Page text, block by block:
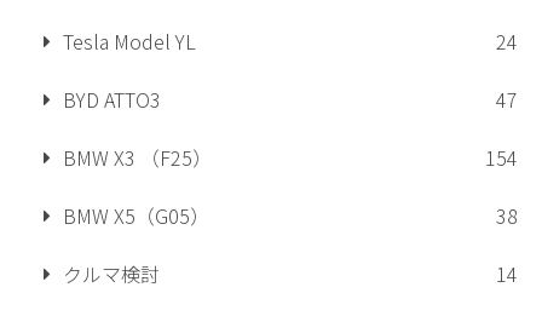
Tesla Model YL
24
BYD ATTO3
47
BMW X3 （F25）
154
BMW X5（G05）
38
クルマ検討
14